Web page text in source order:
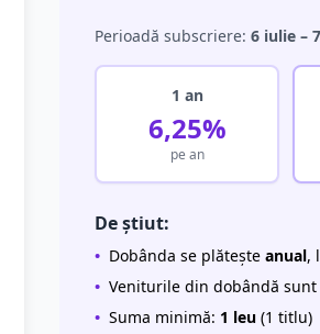
Perioadă subscriere: 6 iulie –
1 an
6,25%
pe an
De știut:
• Dobânda se plătește anual,
• Veniturile din dobândă sunt
• Suma minimă: 1 leu (1 titlu)